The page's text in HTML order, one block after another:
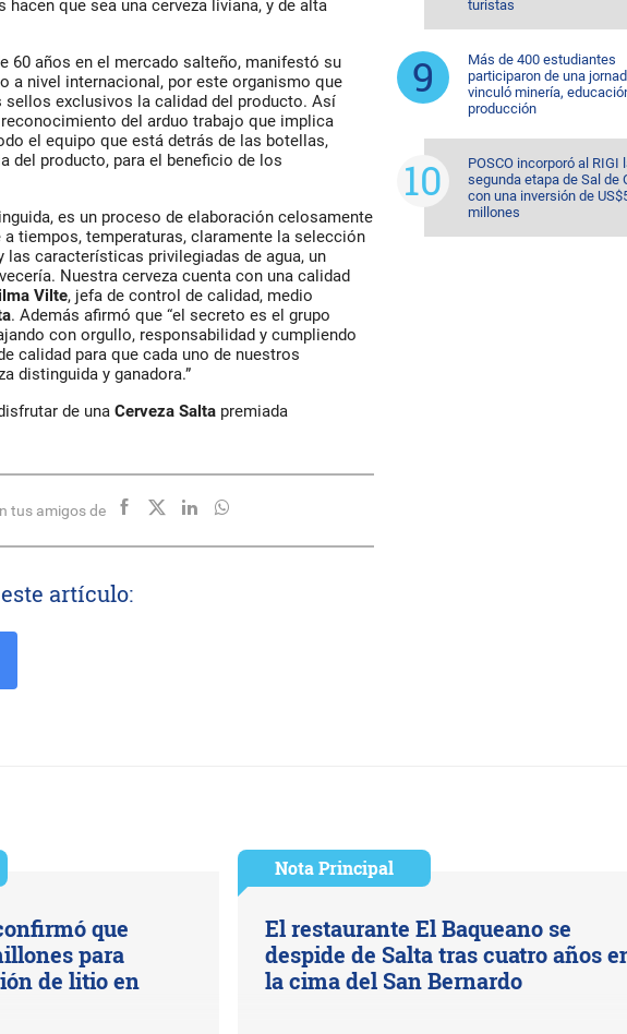
que sea una cerveza liviana, y de alta
60 años en el mercado salteño, manifestó su
a nivel internacional, por este organismo que
sellos exclusivos la calidad del producto. Así
del arduo trabajo que implica
el equipo que está detrás de las botellas,
del producto, para el beneficio de los
es un proceso de elaboración celosamente
tiempos, temperaturas, claramente la selección
las características privilegiadas de agua, un
Nuestra cerveza cuenta con una calidad
Vilte, jefa de control de calidad, medio
. Además afirmó que “el secreto es el grupo
con orgullo, responsabilidad y cumpliendo
calidad para que cada uno de nuestros
distinguida y ganadora.”
de una Cerveza Salta premiada
tus amigos de
artículo:
turistas
Más de 400 estudiantes
participaron de una
vinculó minería,
producción
POSCO incorporó al RIGI
segunda etapa de Sal de
con una inversión de
millones
que
para
de litio en
Nota Principal
El restaurante El Baqueano se
despide de Salta tras cuatro años
la cima del San Bernardo